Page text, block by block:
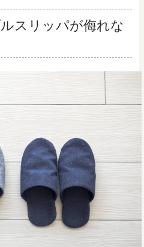
スリッパが侮れな